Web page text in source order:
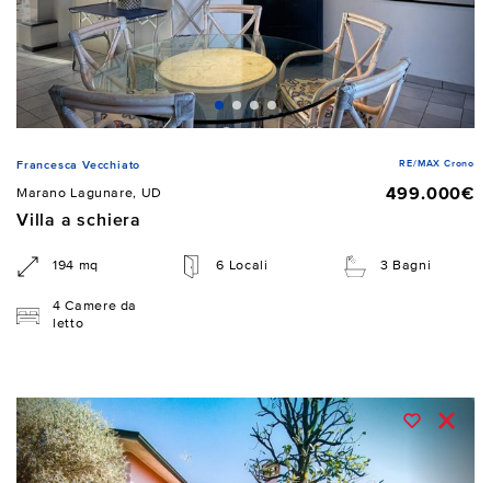
Francesca Vecchiato RE/MAX Crono
Marano Lagunare, UD
499.000€
Villa a schiera
194 mq 6 Locali 3 Bagni
4 Camere da
letto